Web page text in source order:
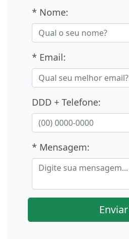
* Nome:
* Email:
DDD + Telefone:
* Mensagem:
Enviar